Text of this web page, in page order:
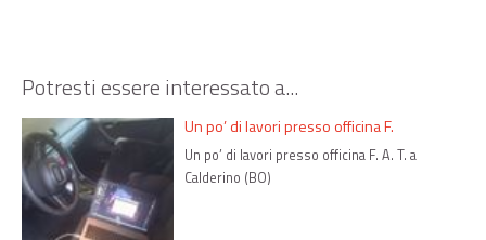
Potresti essere interessato a...
Un po’ di lavori presso officina F.
Un po’ di lavori presso officina F. A. T. a
Calderino (BO)